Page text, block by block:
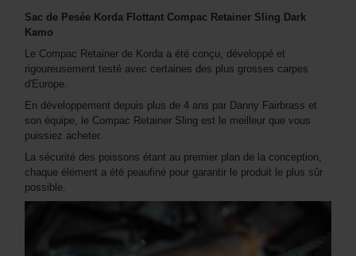
Sac de Pesée Korda Flottant Compac Retainer Sling Dark
Kamo
Le Compac Retainer de Korda a été conçu, développé et
rigoureusement testé avec certaines des plus grosses carpes
d'Europe.
En développement depuis plus de 4 ans par Danny Fairbrass et
son équipe, le Compac Retainer Sling est le meilleur que vous
puissiez acheter.
La sécurité des poissons étant au premier plan de la conception,
chaque élément a été peaufiné pour garantir le produit le plus sûr
possible.